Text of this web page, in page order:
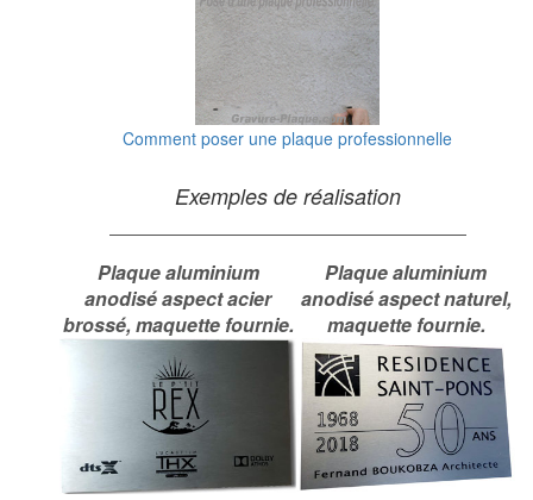
Comment poser une plaque professionnelle
Exemples de réalisation
Plaque aluminium
anodisé aspect acier
brossé, maquette fournie.
Plaque aluminium
anodisé aspect naturel,
maquette fournie.